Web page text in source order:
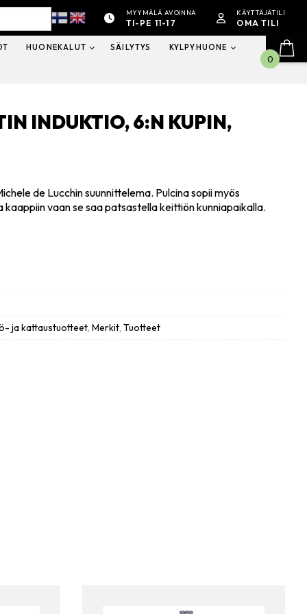
MYYMÄLÄ AVOINNA
TI-PE 11-17
KÄYTTÄJÄTILI
OMA TILI
HUONEKALUT SÄILYTYS KYLPYHUONE
INDUKTIO, 6:N KUPIN,
de Lucchin suunnittelema. Pulcina sopii myös
vaan se saa patsastella keittiön kunniapaikalla.
ja kattaustuotteet,Merkit,Tuotteet
0